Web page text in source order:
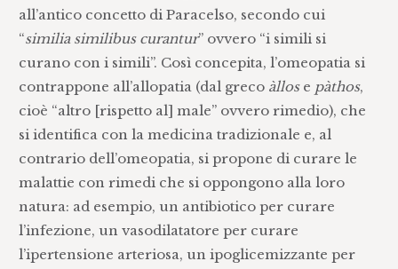
all’antico concetto di Paracelso, secondo cui
“similia similibus curantur” ovvero “i simili si
curano con i simili”. Così concepita, l’omeopatia si
contrappone all’allopatia (dal greco àllose pàthos,
cioè “altro [rispetto al] male” ovvero rimedio), che
si identifica con la medicina tradizionale e, al
contrario dell’omeopatia, si propone di curare le
malattie con rimedi che si oppongono alla loro
natura: ad esempio, un antibiotico per curare
l’infezione, un vasodilatatore per curare
l’ipertensione arteriosa, un ipoglicemizzante per